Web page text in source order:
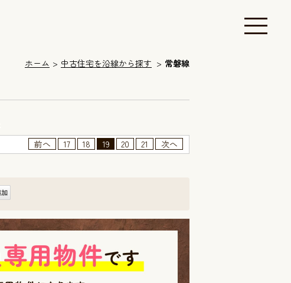
ホーム 中古住宅を沿線から探す 常磐線
前へ 17 18 19 20 21
次へ